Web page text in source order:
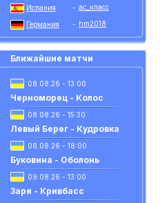
Испания - ас_класс
Германия - hm2018
Ближайшие матчи
08.08.26 - 13:00
Черноморец - Колос
08.08.26 - 15:30
Левый Берег - Кудровка
08.08.26 - 18:00
Буковина - Оболонь
09.08.26 - 13:00
Заря - Кривбасс